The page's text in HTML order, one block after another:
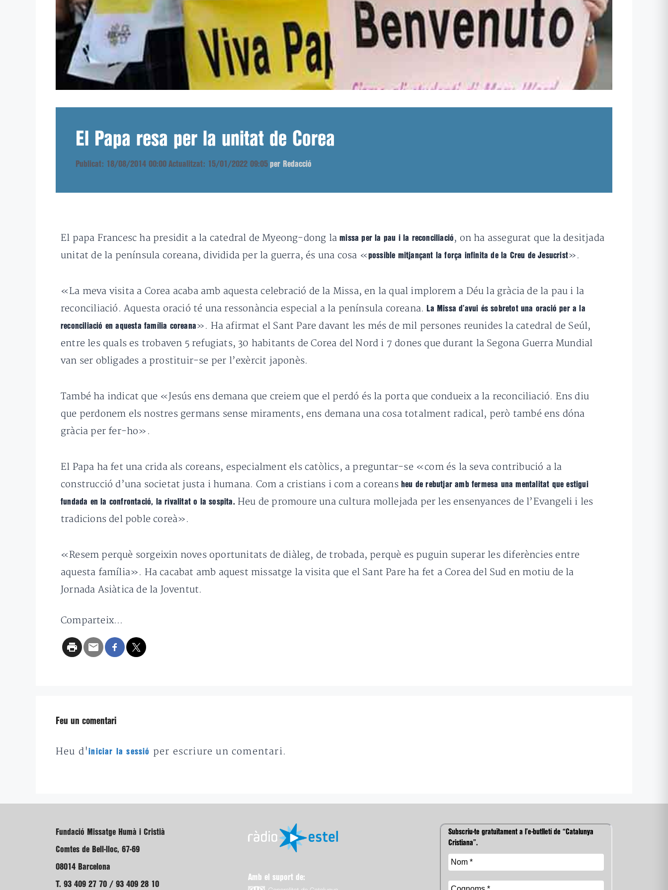
El Papa resa per la unitat de Corea
Publicat: 18/08/2014 00:00 Actualitzat: 15/01/2022 09:05 per Redacció
El papa Francesc ha presidit a la catedral de Myeong-dong lamissa per la pau i la reconciliació , on ha assegurat que la desitjada
unitat de la península coreana, dividida per la guerra, és una cosa «possible mitjançant la força infinita de la Creu de Jesucrist».
«La meva visita a Corea acaba amb aquesta celebració de la Missa, en la qual implorem a Déu la gràcia de la pau i la
reconciliació. Aquesta oració té una ressonància especial a la península coreana.La Missa d’avui és sobretot una oració per a la
reconciliació en aquesta família coreana ». Ha afirmat el Sant Pare davant les més de mil persones reunides la catedral de Seúl,
entre les quals es trobaven 5 refugiats, 30 habitants de Corea del Nord i 7 dones que durant la Segona Guerra Mundial
van ser obligades a prostituir-se per l’exèrcit japonès.
També ha indicat que «Jesús ens demana que creiem que el perdó és la porta que condueix a la reconciliació. Ens diu
que perdonem els nostres germans sense miraments, ens demana una cosa totalment radical, però també ens dóna
gràcia per fer-ho».
El Papa ha fet una crida als coreans, especialment els catòlics, a preguntar-se «com és la seva contribució a la
construcció d’una societat justa i humana. Com a cristians i com a coreansheu de rebutjar amb fermesa una mentalitat que estigui
fundada en la confrontació, la rivalitat o la sospita. Heu de promoure una cultura mollejada per les ensenyances de l’Evangeli i les
tradicions del poble coreà».
«Resem perquè sorgeixin noves oportunitats de diàleg, de trobada, perquè es puguin superar les diferències entre
aquesta família». Ha cacabat amb aquest missatge la visita que el Sant Pare ha fet a Corea del Sud en motiu de la
Jornada Asiàtica de la Joventut.
Comparteix...
Feu un comentari
Heu d'iniciar la sessió per escriure un comentari.
Fundació Missatge Humà i Cristià
Comtes de Bell-lloc, 67-69
08014 Barcelona
T. 93 409 27 70 / 93 409 28 10
Amb el suport de:
Subscriu-te gratuïtament a l’e-butlletí de “Catalunya
Cristiana”.